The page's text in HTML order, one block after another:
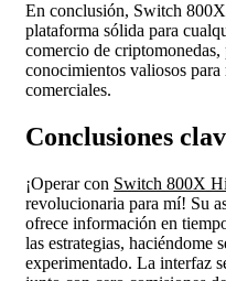
En conclusión, Switch
plataforma sólida para
comercio de
conocimientos valiosos
comerciales.
Conclusiones
¡Operar con Switch 800X
revolucionaria para mí! Su
ofrece información en
las estrategias, haciéndome
experimentado. La interfaz